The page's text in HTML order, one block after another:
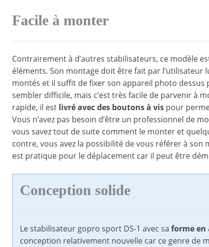
Facile à monter
Contrairement à d’autres stabilisateurs, ce modèle
éléments. Son montage doit être fait par l’utilisateur
montés et il suffit de fixer son appareil photo
sembler difficile, mais c’est très facile de parvenir à
rapide, il est livré avec des boutons à vis pour
Vous n’avez pas besoin d’être un professionnel de
vous savez tout de suite comment le monter et
contre, vous avez la possibilité de vous référer à son
est pratique pour le déplacement car il peut être
Conception solide
Le stabilisateur gopro sport DS-1 avec sa forme en
conception relativement nouvelle car ce genre de